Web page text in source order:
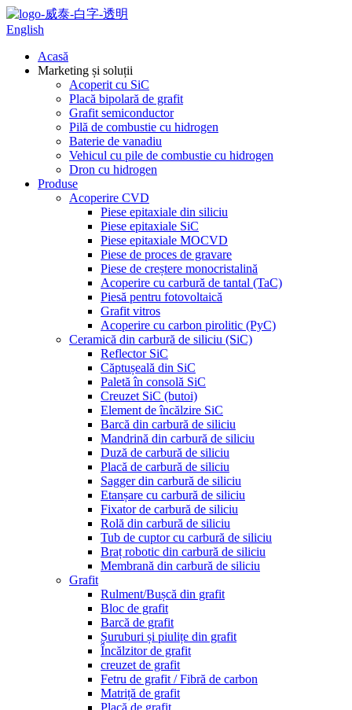
English
Acasă
Marketing și soluții
Acoperit cu SiC
Placă bipolară de grafit
Grafit semiconductor
Pilă de combustie cu hidrogen
Baterie de vanadiu
Vehicul cu pile de combustie cu hidrogen
Dron cu hidrogen
Produse
Acoperire CVD
Piese epitaxiale din siliciu
Piese epitaxiale SiC
Piese epitaxiale MOCVD
Piese de proces de gravare
Piese de creștere monocristalină
Acoperire cu carbură de tantal (TaC)
Piesă pentru fotovoltaică
Grafit vitros
Acoperire cu carbon pirolitic (PyC)
Ceramică din carbură de siliciu (SiC)
Reflector SiC
Căptușeală din SiC
Paletă în consolă SiC
Creuzet SiC (butoi)
Element de încălzire SiC
Barcă din carbură de siliciu
Mandrină din carbură de siliciu
Duză de carbură de siliciu
Placă de carbură de siliciu
Sagger din carbură de siliciu
Etanșare cu carbură de siliciu
Fixator de carbură de siliciu
Rolă din carbură de siliciu
Tub de cuptor cu carbură de siliciu
Braț robotic din carbură de siliciu
Membrană din carbură de siliciu
Grafit
Rulment/Bușcă din grafit
Bloc de grafit
Barcă de grafit
Șuruburi și piulițe din grafit
Încălzitor de grafit
creuzet de grafit
Fetru de grafit / Fibră de carbon
Matriță de grafit
Placă de grafit